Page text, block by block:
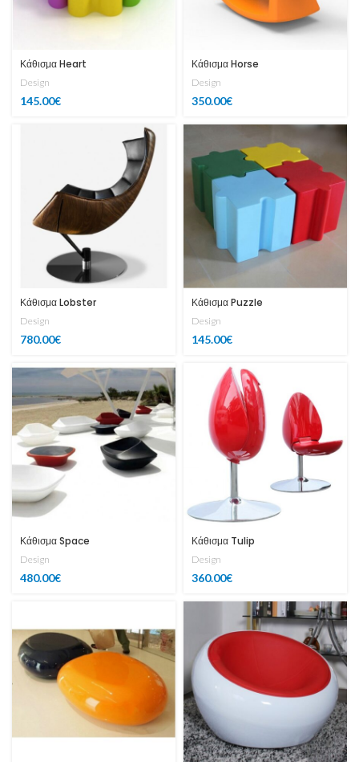
Κάθισμα Heart
Design
145.00€
Κάθισμα Horse
Design
350.00€
Κάθισμα Lobster
Design
780.00€
Κάθισμα Puzzle
Design
145.00€
Κάθισμα Space
Design
480.00€
Κάθισμα Tulip
Design
360.00€